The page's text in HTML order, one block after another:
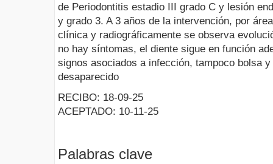
de Periodontitis estadio III grado C y lesión
y grado 3. A 3 años de la intervención, por
clínica y radiográficamente se observa
no hay síntomas, el diente sigue en función
signos asociados a infección, tampoco bolsa
desaparecido
RECIBO: 18-09-25
ACEPTADO: 10-11-25
Palabras clave